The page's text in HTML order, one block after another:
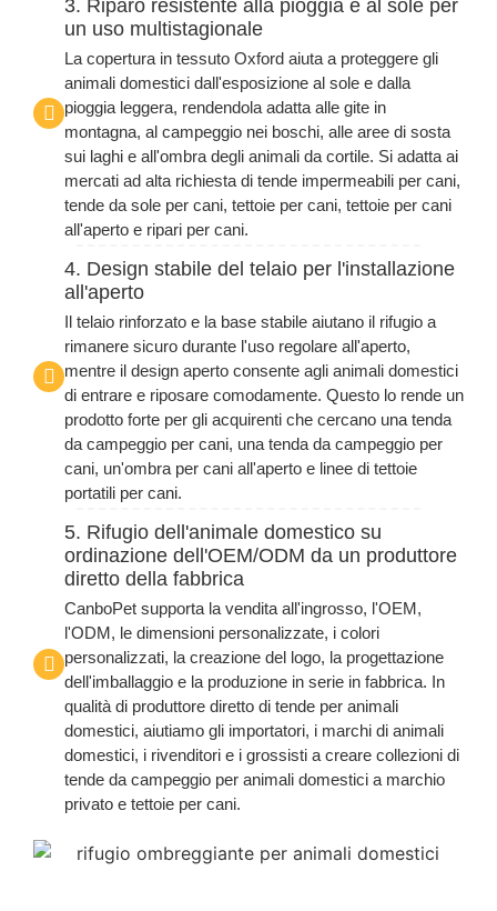
3. Riparo resistente alla pioggia e al sole per
un uso multistagionale
La copertura in tessuto Oxford aiuta a proteggere gli
animali domestici dall'esposizione al sole e dalla
pioggia leggera, rendendola adatta alle gite in
montagna, al campeggio nei boschi, alle aree di sosta
sui laghi e all'ombra degli animali da cortile. Si adatta ai
mercati ad alta richiesta di tende impermeabili per cani,
tende da sole per cani, tettoie per cani, tettoie per cani
all'aperto e ripari per cani.
4. Design stabile del telaio per l'installazione
all'aperto
Il telaio rinforzato e la base stabile aiutano il rifugio a
rimanere sicuro durante l'uso regolare all'aperto,
mentre il design aperto consente agli animali domestici
di entrare e riposare comodamente. Questo lo rende un
prodotto forte per gli acquirenti che cercano una tenda
da campeggio per cani, una tenda da campeggio per
cani, un'ombra per cani all'aperto e linee di tettoie
portatili per cani.
5. Rifugio dell'animale domestico su
ordinazione dell'OEM/ODM da un produttore
diretto della fabbrica
CanboPet supporta la vendita all'ingrosso, l'OEM,
l'ODM, le dimensioni personalizzate, i colori
personalizzati, la creazione del logo, la progettazione
dell'imballaggio e la produzione in serie in fabbrica. In
qualità di produttore diretto di tende per animali
domestici, aiutiamo gli importatori, i marchi di animali
domestici, i rivenditori e i grossisti a creare collezioni di
tende da campeggio per animali domestici a marchio
privato e tettoie per cani.